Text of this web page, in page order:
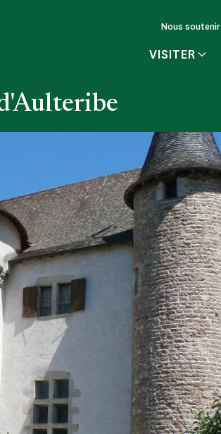
Nous soutenir
VISITER